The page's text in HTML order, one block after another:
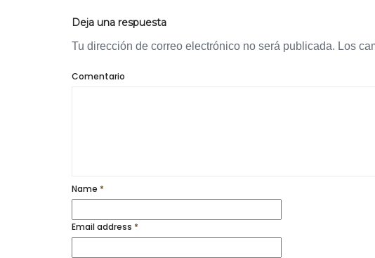
Deja una respuesta
Tu dirección de correo electrónico no será publicada. Los
Comentario
Name *
Email address *